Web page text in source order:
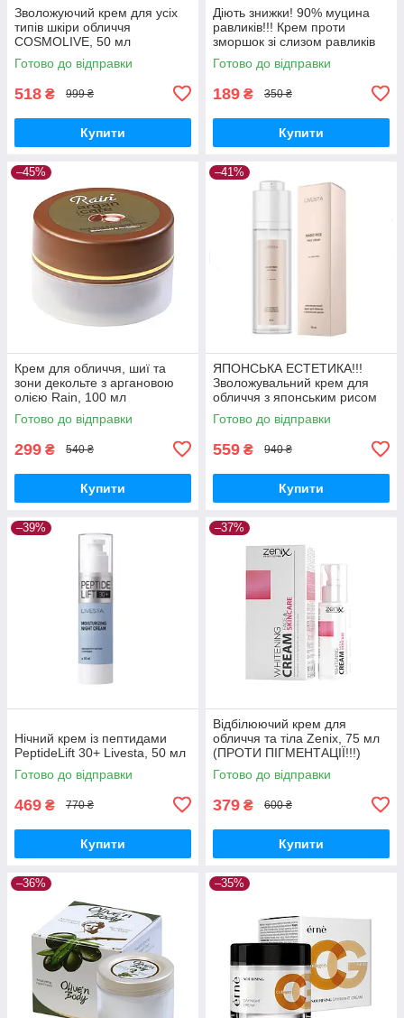
Зволожуючий крем для усіх
типів шкіри обличчя
COSMOLIVE, 50 мл
Готово до відправки
518 ₴ 999 ₴
Купити
Діють знижки! 90% муцина
равликів!!! Крем проти
зморшок зі слизом равликів
Dermofuture, 12 мл.
Готово до відправки
189 ₴ 350 ₴
Купити
–45%
Крем для обличчя, шиї та
зони декольте з аргановою
олією Rain, 100 мл
Готово до відправки
299 ₴ 540 ₴
Купити
–41%
ЯПОНСЬКА ЕСТЕТИКА!!!
Зволожувальний крем для
обличчя з японським рисом
LIVESTA, 50 мл
Готово до відправки
559 ₴ 940 ₴
Купити
–39%
Нічний крем із пептидами
PeptideLift 30+ Livesta, 50 мл
Готово до відправки
469 ₴ 770 ₴
Купити
–37%
Відбілюючий крем для
обличчя та тіла Zenix, 75 мл
(ПРОТИ ПІГМЕНТАЦІЇ!!!)
Готово до відправки
379 ₴ 600 ₴
Купити
–36% –35%